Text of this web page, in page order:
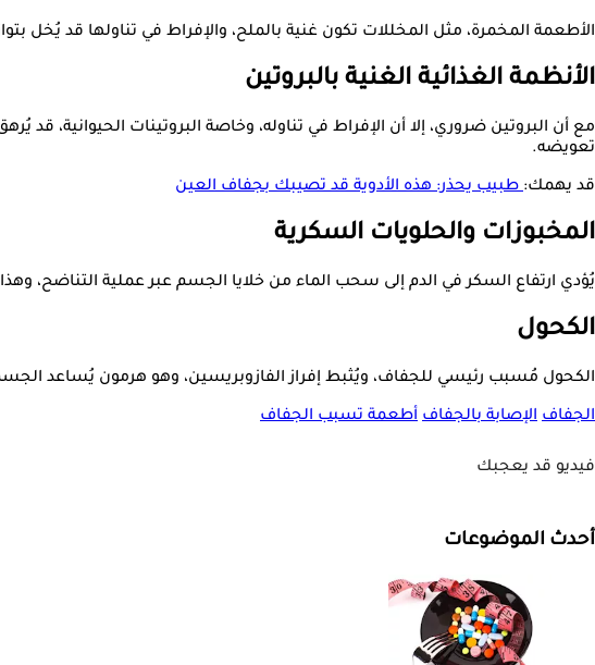
الأطعمة المخمرة، مثل المخللات تكون غنية بالملح، والإفراط في تناولها قد يُخل
الأنظمة الغذائية الغنية بالبروتين
مع أن البروتين ضروري، إلا أن الإفراط في تناوله، وخاصة البروتينات الحيوانية،
تعويضه.
قد يهمك:طبيب يحذر: هذه الأدوية قد تصيبك بجفاف العين
المخبوزات والحلويات السكرية
يُؤدي ارتفاع السكر في الدم إلى سحب الماء من خلايا الجسم عبر عملية التناضح،
الكحول
الكحول مُسبب رئيسي للجفاف، ويُثبط إفراز الفازوبريسين، وهو هرمون يُساعد الجسم
الجفاف الإصابة بالجفاف أطعمة تسبب الجفاف
فيديو قد يعجبك
أحدث الموضوعات